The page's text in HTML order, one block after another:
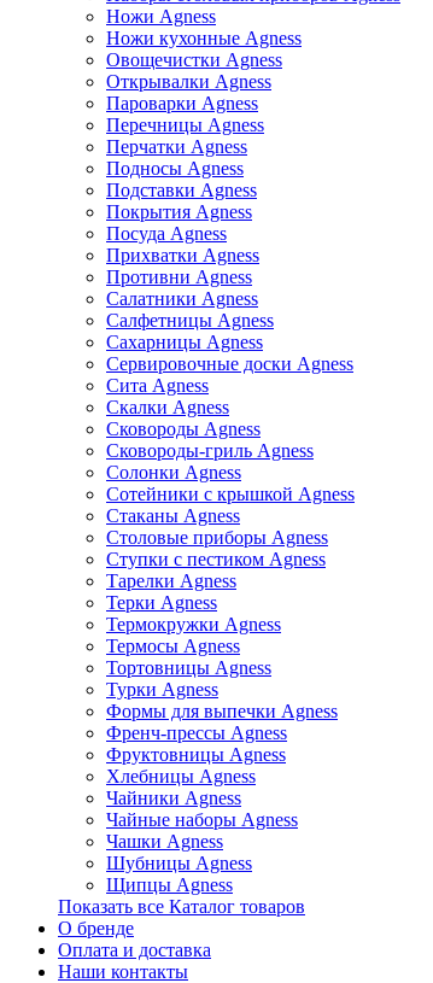
Ножи Agness
Ножи кухонные Agness
Овощечистки Agness
Открывалки Agness
Пароварки Agness
Перечницы Agness
Перчатки Agness
Подносы Agness
Подставки Agness
Покрытия Agness
Посуда Agness
Прихватки Agness
Противни Agness
Салатники Agness
Салфетницы Agness
Сахарницы Agness
Сервировочные доски Agness
Сита Agness
Скалки Agness
Сковороды Agness
Сковороды-гриль Agness
Солонки Agness
Сотейники с крышкой Agness
Стаканы Agness
Столовые приборы Agness
Ступки с пестиком Agness
Тарелки Agness
Терки Agness
Термокружки Agness
Термосы Agness
Тортовницы Agness
Турки Agness
Формы для выпечки Agness
Френч-прессы Agness
Фруктовницы Agness
Хлебницы Agness
Чайники Agness
Чайные наборы Agness
Чашки Agness
Шубницы Agness
Щипцы Agness
Показать все Каталог товаров
О бренде
Оплата и доставка
Наши контакты